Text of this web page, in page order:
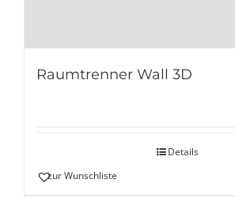
Raumtrenner Wall 3D
Details
zur Wunschliste